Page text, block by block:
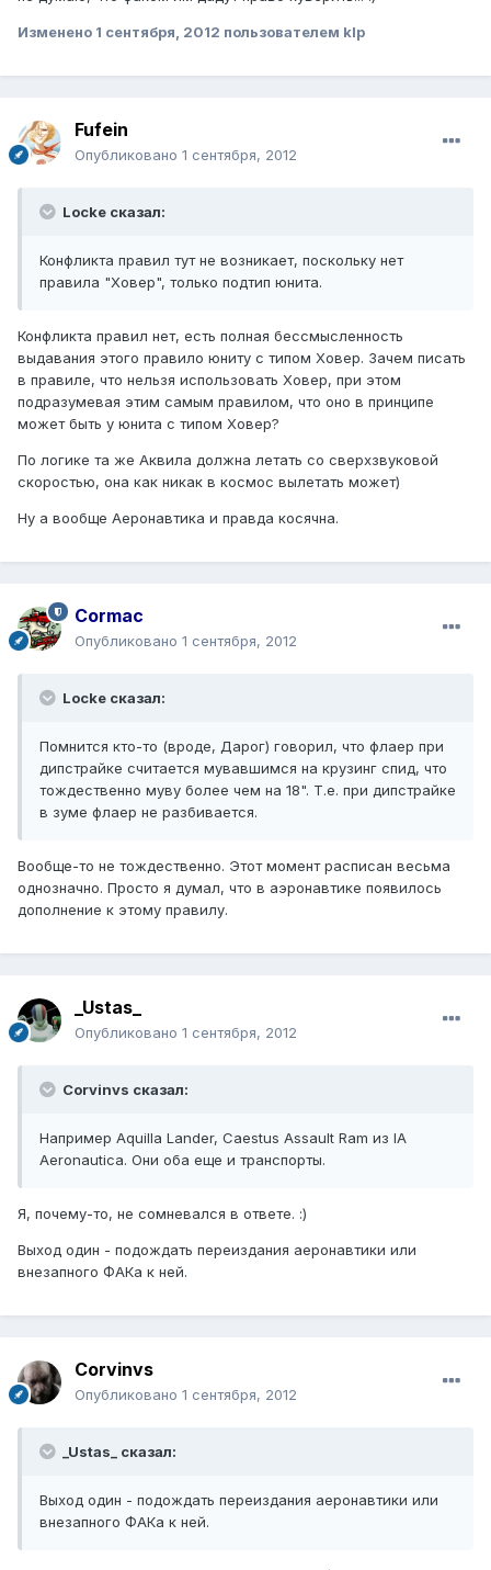
Изменено 1 сентября, 2012 пользователем klp
Fufein
Опубликовано 1 сентября, 2012
Locke сказал:
Конфликта правил тут не возникает, поскольку нет
правила "Ховер", только подтип юнита.
Конфликта правил нет, есть полная бессмысленность
выдавания этого правило юниту с типом Ховер. Зачем писать
в правиле, что нельзя использовать Ховер, при этом
подразумевая этим самым правилом, что оно в принципе
может быть у юнита с типом Ховер?
По логике та же Аквила должна летать со сверхзвуковой
скоростью, она как никак в космос вылетать может)
Ну а вообще Аеронавтика и правда косячна.
Cormac
Опубликовано 1 сентября, 2012
Locke сказал:
Помнится кто-то (вроде, Дарог) говорил, что флаер при
дипстрайке считается мувавшимся на крузинг спид, что
тождественно муву более чем на 18". Т.е. при дипстрайке
в зуме флаер не разбивается.
Вообще-то не тождественно. Этот момент расписан весьма
однозначно. Просто я думал, что в аэронавтике появилось
дополнение к этому правилу.
_Ustas_
Опубликовано 1 сентября, 2012
Corvinvs сказал:
Например Aquilla Lander, Caestus Assault Ram из IA
Aeronautica. Они оба еще и транспорты.
Я, почему-то, не сомневался в ответе. :)
Выход один - подождать переиздания аеронавтики или
внезапного ФАКа к ней.
Corvinvs
Опубликовано 1 сентября, 2012
_Ustas_ сказал:
Выход один - подождать переиздания аеронавтики или
внезапного ФАКа к ней.